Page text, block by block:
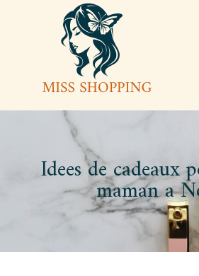
Idees de cadeaux
maman a